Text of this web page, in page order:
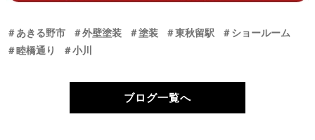
＃あきる野市 ＃外壁塗装 ＃塗装 ＃東秋留駅
＃ショールーム
＃睦橋通り
＃小川
ブログ一覧へ